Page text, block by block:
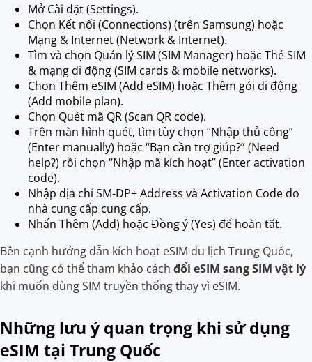
Mở Cài đặt (Settings).
Chọn Kết nối (Connections) (trên Samsung) hoặc
Mạng & Internet (Network & Internet).
Tìm và chọn Quản lý SIM (SIM Manager) hoặc Thẻ SIM
& mạng di động (SIM cards & mobile networks).
Chọn Thêm eSIM (Add eSIM) hoặc Thêm gói di động
(Add mobile plan).
Chọn Quét mã QR (Scan QR code).
Trên màn hình quét, tìm tùy chọn “Nhập thủ công”
(Enter manually) hoặc “Bạn cần trợ giúp?” (Need
help?) rồi chọn “Nhập mã kích hoạt” (Enter activation
code).
Nhập địa chỉ SM-DP+ Address và Activation Code do
nhà cung cấp cung cấp.
Nhấn Thêm (Add) hoặc Đồng ý (Yes) để hoàn tất.
Bên cạnh hướng dẫn kích hoạt eSIM du lịch Trung Quốc,
bạn cũng có thể tham khảo cách đổi eSIM sang SIM vật lý
khi muốn dùng SIM truyền thống thay vì eSIM.
Những lưu ý quan trọng khi sử dụng
eSIM tại Trung Quốc